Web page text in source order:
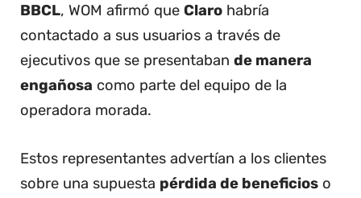
BBCL, WOM afirmó que Claro habría
contactado a sus usuarios a través de
ejecutivos que se presentaban de manera
engañosa como parte del equipo de la
operadora morada.
Estos representantes advertían a los clientes
sobre una supuesta pérdida de beneficios o